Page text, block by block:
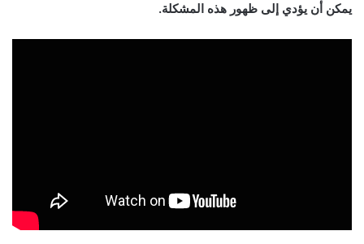
يمكن أن يؤدي إلى ظهور هذه المشكلة.